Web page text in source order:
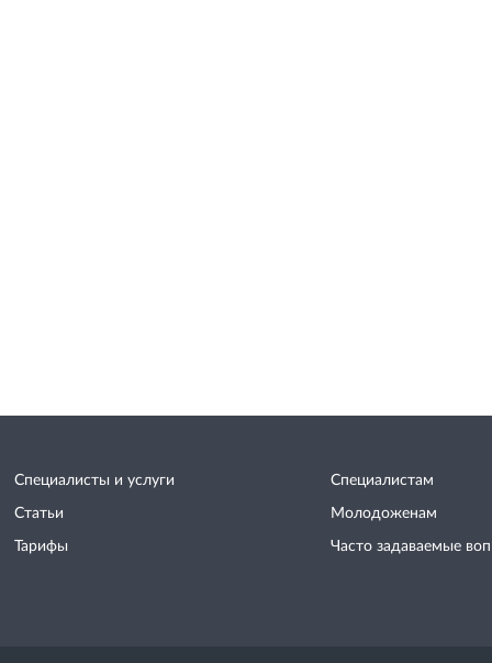
Специалисты и услуги
Статьи
Тарифы
Специалистам
Молодоженам
Часто задаваемые